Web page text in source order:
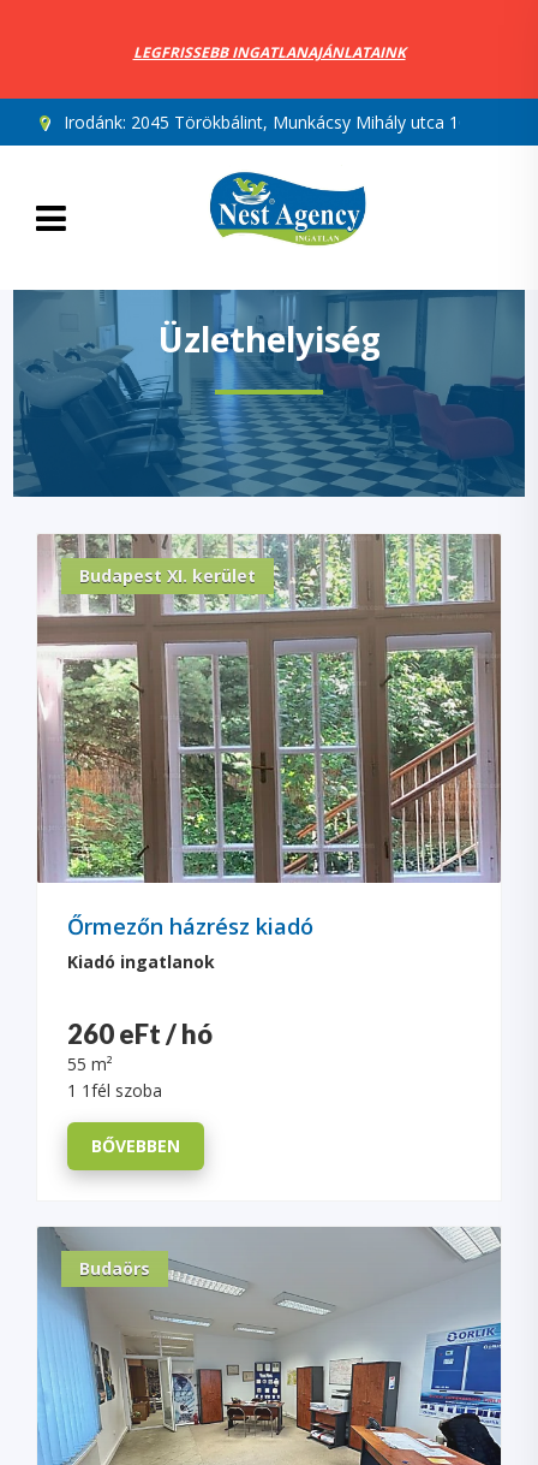
LEGFRISSEBB INGATLANAJÁNLATAINK
Irodánk: 2045 Törökbálint, Munkácsy Mihály utca 10.
Üzlethelyiség
Budapest XI. kerület
Őrmezőn házrész kiadó
Kiadó ingatlanok
260 eFt / hó
55 m²
1 1fél szoba
BŐVEBBEN
Budaörs